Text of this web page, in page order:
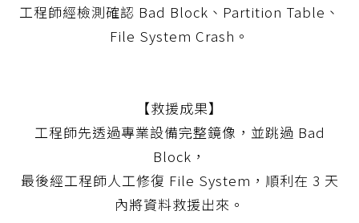
工程師經檢測確認 Bad Block、Partition Table、
File System Crash。
【救援成果】
工程師先透過專業設備完整鏡像，並跳過 Bad
Block，
最後經工程師人工修復 File System，順利在 3 天
內將資料救援出來。